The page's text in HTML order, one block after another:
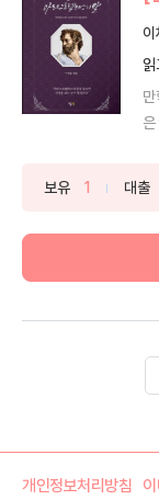
이
읽
만
은
보유 1 대출
개인정보처리방침